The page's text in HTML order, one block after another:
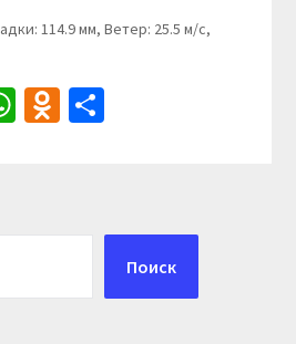
114.9 мм, Ветер: 25.5 м/с,
WhatsApp
Odnoklassniki
Отправить
Поиск